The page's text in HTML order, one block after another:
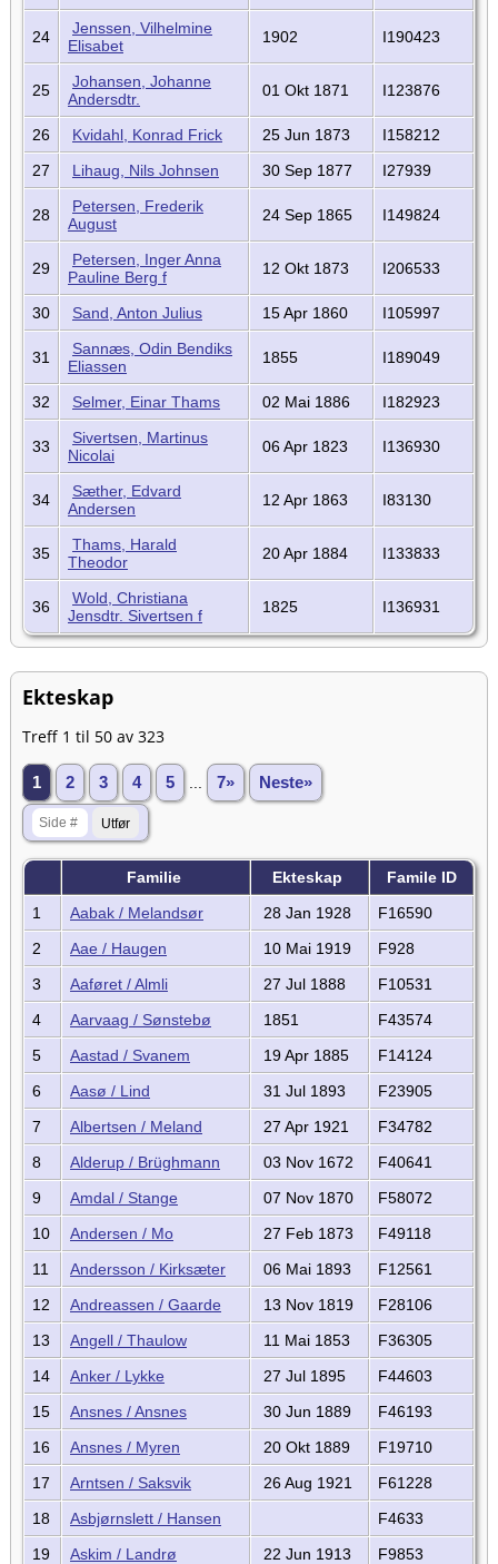
24
Jenssen, Vilhelmine
Elisabet
1902 I190423
25
Johansen, Johanne
Andersdtr.
01 Okt 1871 I123876
26 Kvidahl, Konrad Frick 25 Jun 1873
I158212
27
Lihaug, Nils Johnsen 30 Sep 1877 I27939
28
Petersen, Frederik
August
24 Sep 1865 I149824
29
Petersen, Inger Anna
Pauline Berg f
12 Okt 1873 I206533
30 Sand, Anton Julius 15 Apr 1860 I105997
31
Sannæs, Odin Bendiks
Eliassen
1855 I189049
32 Selmer, Einar Thams 02 Mai 1886 I182923
33
Sivertsen, Martinus
Nicolai
06 Apr 1823 I136930
34
Sæther, Edvard
Andersen
12 Apr 1863 I83130
35
Thams, Harald
Theodor
20 Apr 1884 I133833
36
Wold, Christiana
Jensdtr. Sivertsen f
1825 I136931
Ekteskap
Treff 1 til 50 av 323
1 2 3 4 5 7» Neste»
Familie Ekteskap
Famile ID
1
Aabak / Melandsør 28 Jan 1928
F16590
2
Aae / Haugen 10 Mai 1919
F928
3
Aaføret / Almli 27 Jul 1888
F10531
4
Aarvaag / Sønstebø 1851
F43574
5
Aastad / Svanem 19 Apr 1885
F14124
6
Aasø / Lind 31 Jul 1893
F23905
7
Albertsen / Meland 27 Apr 1921
F34782
8
Alderup / Brüghmann 03 Nov 1672
F40641
9
Amdal / Stange 07 Nov 1870
F58072
10
Andersen / Mo 27 Feb 1873
F49118
11
Andersson / Kirksæter 06 Mai 1893
F12561
12
Andreassen / Gaarde 13 Nov 1819
F28106
13
Angell / Thaulow 11 Mai 1853
F36305
14
Anker / Lykke 27 Jul 1895
F44603
15
Ansnes / Ansnes 30 Jun 1889
F46193
16
Ansnes / Myren 20 Okt 1889
F19710
17
Arntsen / Saksvik 26 Aug 1921
F61228
18
Asbjørnslett / Hansen
F4633
19
Askim / Landrø 22 Jun 1913
F9853